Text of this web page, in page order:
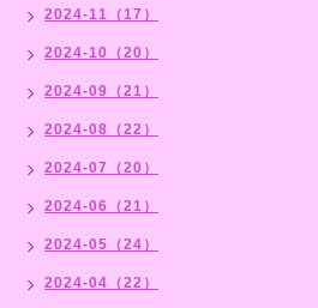
2024-11（17）
2024-10（20）
2024-09（21）
2024-08（22）
2024-07（20）
2024-06（21）
2024-05（24）
2024-04（22）